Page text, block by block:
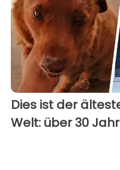
Dies ist der
Welt: über 30